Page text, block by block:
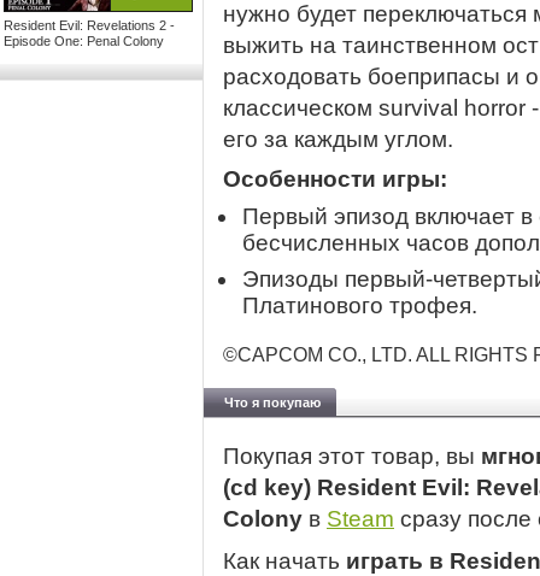
Resident Evil: Revelations 2 -
Episode One: Penal Colony
нужно будет
выжить на таинственном
расходовать боеприпасы и
классическом survival
его за каждым углом.
Особенности игры:
Первый эпизод включает
бесчисленных часов
Эпизоды первый-
Платинового трофея.
©CAPCOM CO., LTD. ALL RIGHTS
Что я покупаю
Покупая этот товар, вы
(cd key) Resident Evil:
Colony в Steam сразу
Как начать играть в